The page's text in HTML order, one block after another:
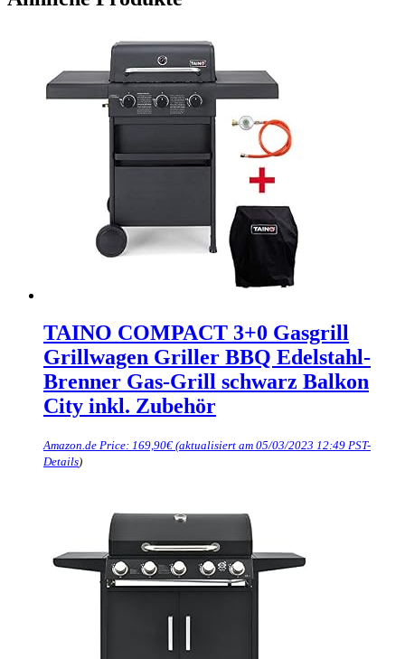
TAINO COMPACT 3+0 Gasgrill
Grillwagen Griller BBQ Edelstahl-
Brenner Gas-Grill schwarz Balkon
City inkl. Zubehör
Amazon.de Price: 169,90€ (aktualisiert am 05/03/2023 12:49 PST-
Details)